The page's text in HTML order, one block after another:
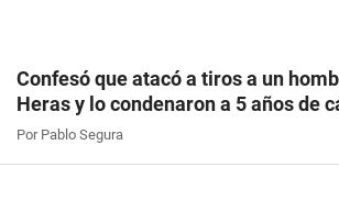
Confesó que atacó a tiros a un
Heras y lo condenaron a 5 años de
Por Pablo Segura